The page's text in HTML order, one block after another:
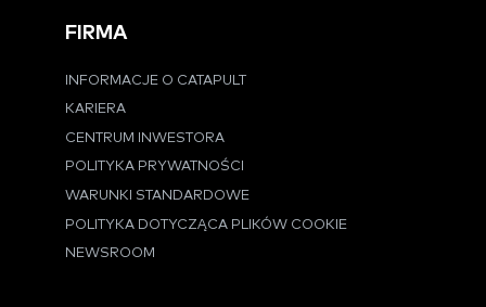
FIRMA
INFORMACJE O CATAPULT
KARIERA
CENTRUM INWESTORA
POLITYKA PRYWATNOŚCI
WARUNKI STANDARDOWE
POLITYKA DOTYCZĄCA PLIKÓW COOKIE
NEWSROOM